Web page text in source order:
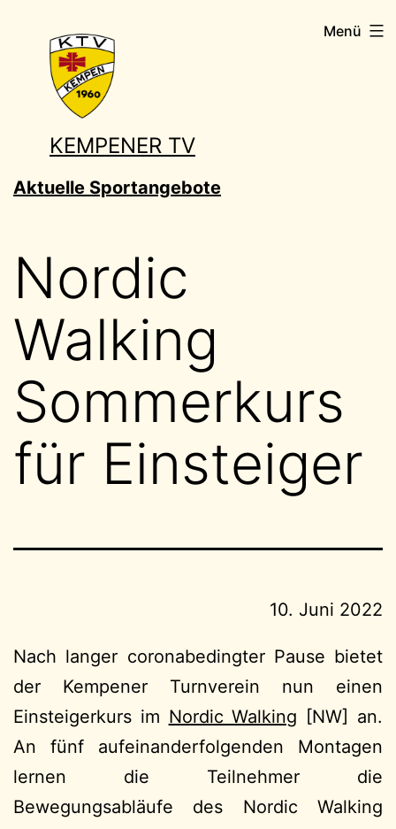
springen
KEMPENER TV
Menü
Aktuelle Sportangebote
Nordic
Walking
Sommerkurs
für Einsteiger
10. Juni 2022
Nach langer coronabedingter Pause bietet
der Kempener Turnverein nun einen
Einsteigerkurs im Nordic Walking [NW] an.
An fünf aufeinanderfolgenden Montagen
lernen die Teilnehmer die
Bewegungsabläufe des Nordic Walking